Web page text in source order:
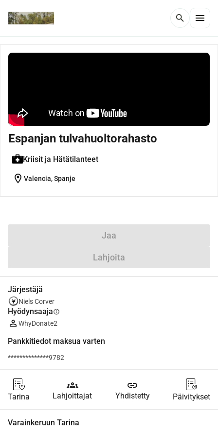
search menu
Espanjan tulvahuoltorahasto
Kriisit ja Hätätilanteet
location_on Valencia, Spanje
Jaa
Lahjoita
Järjestäjä
Niels Corver
Hyödynsaajainfo
WhyDonate2
Pankkitiedot maksua varten
**************9782
Tarina
groups
Lahjoittajat
link
Yhdistetty Päivitykset
Varainkeruun Tarina